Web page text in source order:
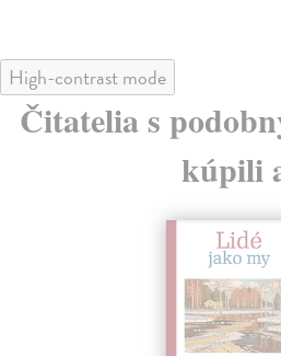
High-contrast mode
Čitatelia s
kúpili